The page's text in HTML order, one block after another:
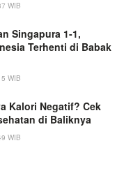
WIB
Singapura 1-1,
Terhenti di Babak
WIB
Kalori Negatif? Cek
di Baliknya
WIB